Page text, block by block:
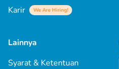
Karir
We Are Hiring!
Lainnya
Syarat & Ketentuan